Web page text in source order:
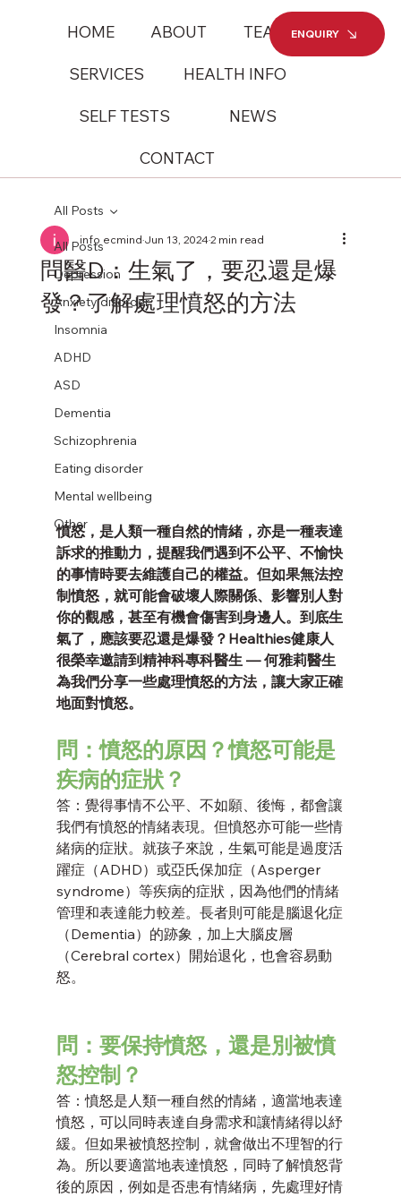
HOME ABOUT TEAM
SERVICES HEALTH INFO
SELF TESTS NEWS
CONTACT
ENQUIRY
All Posts
Depression
Anxiety disorder
Insomnia
ADHD
ASD
Dementia
Schizophrenia
Eating disorder
Mental wellbeing
Other
All Posts
問醫D：生氣了，要忍還是爆
發？了解處理憤怒的方法
info ecmindJun 13, 20242 min read
憤怒，是人類一種自然的情緒，亦是一種表達
訴求的推動力，提醒我們遇到不公平、不愉快
的事情時要去維護自己的權益。但如果無法控
制憤怒，就可能會破壞人際關係、影響別人對
你的觀感，甚至有機會傷害到身邊人。到底生
氣了，應該要忍還是爆發？Healthies健康人
很榮幸邀請到精神科專科醫生 — 何雅莉醫生
為我們分享一些處理憤怒的方法，讓大家正確
地面對憤怒。
問：憤怒的原因？憤怒可能是
疾病的症狀？
答：覺得事情不公平、不如願、後悔，都會讓
我們有憤怒的情緒表現。但憤怒亦可能一些情
緒病的症狀。就孩子來說，生氣可能是過度活
躍症（ADHD）或亞氏保加症（Asperger
syndrome）等疾病的症狀，因為他們的情緒
管理和表達能力較差。長者則可能是腦退化症
（Dementia）的跡象，加上大腦皮層
（Cerebral cortex）開始退化，也會容易動
怒。
問：要保持憤怒，還是別被憤
怒控制？
答：憤怒是人類一種自然的情緒，適當地表達
憤怒，可以同時表達自身需求和讓情緒得以紓
緩。但如果被憤怒控制，就會做出不理智的行
為。所以要適當地表達憤怒，同時了解憤怒背
後的原因，例如是否患有情緒病，先處理好情